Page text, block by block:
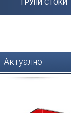
ГРУПИ СТОКИ
Актуално